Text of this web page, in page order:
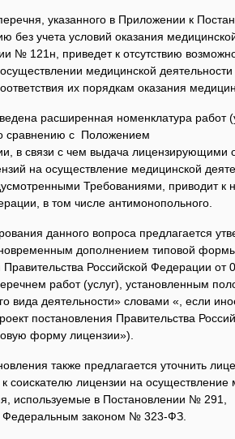
указанного в Приложении к
без учета условий оказания
№ 121н, приведет к отсутствию
медицинской
их порядкам оказания
расширенная номенклатура работ
сравнению с Положением
в связи с чем выдача лицензирующими
на осуществление медицинской
Требованиями, приводит к
в том числе антимонопольного.
данного вопроса предлагается
дополнением типовой
Правительства Российской Федерации
работ (услуг), установленным
вида деятельности» словами «, если
постановления Правительства
форму лицензии»).
также предлагается уточнить
соискателю лицензии на осуществление
используемые в Постановлении № 291,
Федеральным законом № 323-ФЗ.